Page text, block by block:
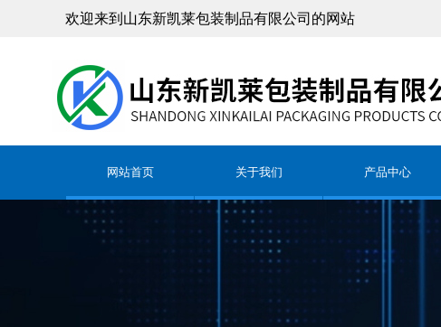
欢迎来到山东新凯莱包装制品有限公司的网站
网站首页 关于我们 产品中心